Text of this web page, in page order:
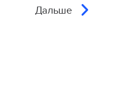
Дальше